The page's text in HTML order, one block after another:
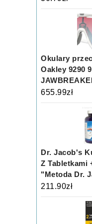
Okulary
Oakley 9290
655.99zł
Dr. Jacob's
Z Tabletkami
"Metoda Dr.
211.90zł